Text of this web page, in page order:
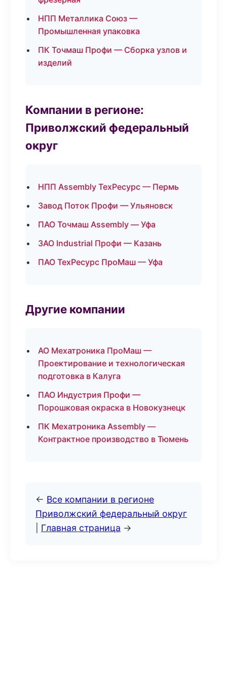
НПП Металлика Союз —
Промышленная упаковка
ПК Точмаш Профи — Сборка узлов и
изделий
Компании в регионе:
Приволжский федеральный
округ
НПП Assembly ТехРесурс — Пермь
Завод Поток Профи — Ульяновск
ПАО Точмаш Assembly — Уфа
ЗАО Industrial Профи — Казань
ПАО ТехРесурс ПроМаш — Уфа
Другие компании
АО Мехатроника ПроМаш —
Проектирование и технологическая
подготовка в Калуга
ПАО Индустрия Профи —
Порошковая окраска в Новокузнецк
ПК Мехатроника Assembly —
Контрактное производство в Тюмень
← Все компании в регионе
Приволжский федеральный округ
Главная страница →